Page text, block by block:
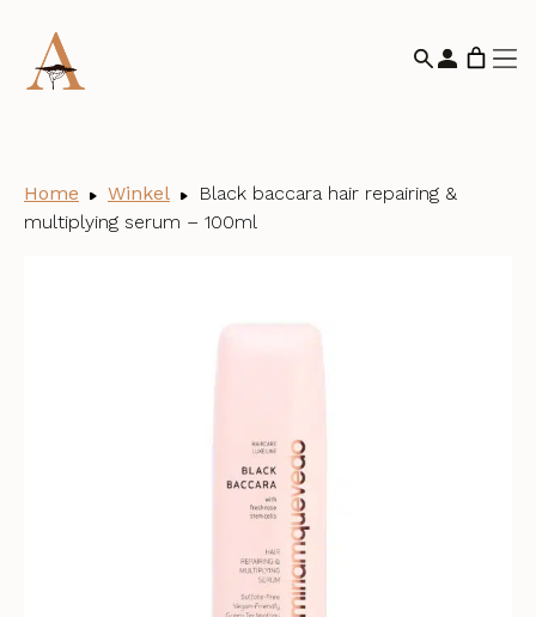
Home Winkel
Black baccara hair repairing &
multiplying serum – 100ml